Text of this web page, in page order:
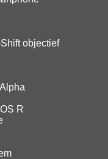
objectief
R